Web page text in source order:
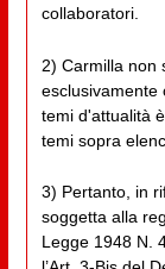
collaboratori.
2) Carmilla non
esclusivamente
temi d'attualità
temi sopra
3) Pertanto, in
soggetta alla
Legge 1948 N.